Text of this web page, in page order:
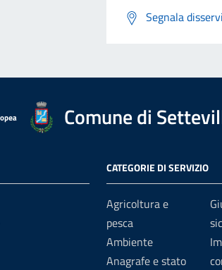
Segnala
Comune di
CATEGORIE DI SERVIZIO
Agricoltura e
pesca
Ambiente
Anagrafe e stato